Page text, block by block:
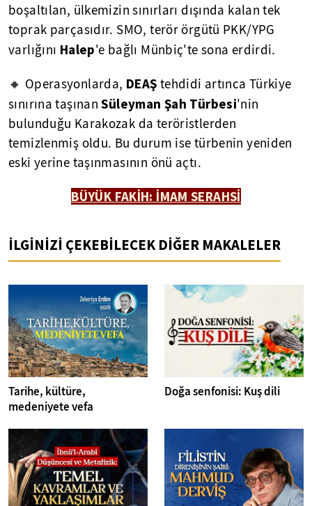
boşaltılan, ülkemizin sınırları dışında kalan tek
toprak parçasıdır. SMO, terör örgütü PKK/YPG
varlığını Halep'e bağlı Münbiç'te sona erdirdi.
🔸 Operasyonlarda, DEAŞ tehdidi artınca Türkiye
sınırına taşınanSüleyman Şah Türbesi'nin
bulunduğu Karakozak da teröristlerden
temizlenmiş oldu. Bu durum ise türbenin yeniden
eski yerine taşınmasının önü açtı.
BÜYÜK FAKİH: İMAM SERAHSİ
İLGİNİZİ ÇEKEBİLECEK DİĞER MAKALELER
Tarihe, kültüre,
medeniyete vefa
Doğa senfonisi: Kuş dili